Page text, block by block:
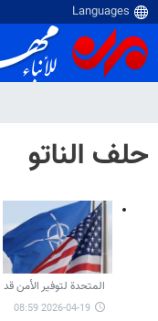
حلف الناتو
المتحدة لتوفير الأمن قد
2026-04-19 08:59